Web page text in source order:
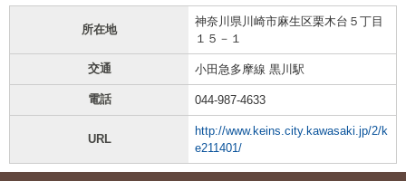
所在地
神奈川県川崎市麻生区栗木台５丁目
１５－１
交通 小田急多摩線 黒川駅
電話 044-987-4633
URL
http://www.keins.city.kawasaki.jp/2/k
e211401/